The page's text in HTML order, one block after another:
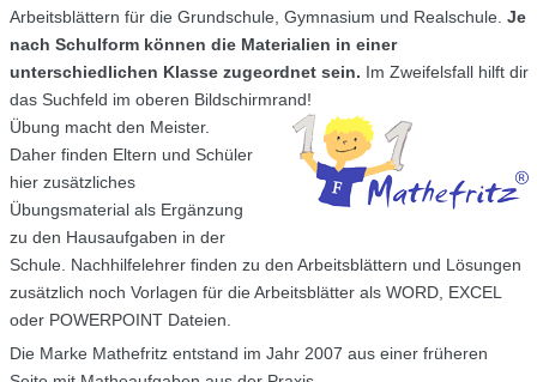
Arbeitsblättern für die Grundschule, Gymnasium und Realschule. Je
nach Schulform können die Materialien in einer
unterschiedlichen Klasse zugeordnet sein. Im Zweifelsfall hilft dir
das Suchfeld im oberen Bildschirmrand!
Übung macht den Meister.
Daher finden Eltern und Schüler
hier zusätzliches
Übungsmaterial als Ergänzung
zu den Hausaufgaben in der
Schule. Nachhilfelehrer finden zu den Arbeitsblättern und Lösungen
zusätzlich noch Vorlagen für die Arbeitsblätter als WORD, EXCEL
oder POWERPOINT Dateien.
Die Marke Mathefritz entstand im Jahr 2007 aus einer früheren